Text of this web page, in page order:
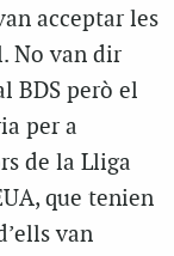
acceptar les
No van dir
BDS però el
per a
de la Lliga
que tenien
van